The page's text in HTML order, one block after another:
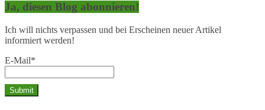
Ja, diesen Blog abonnieren!
Ich will nichts verpassen und bei Erscheinen neuer Artikel
informiert werden!
E-Mail*